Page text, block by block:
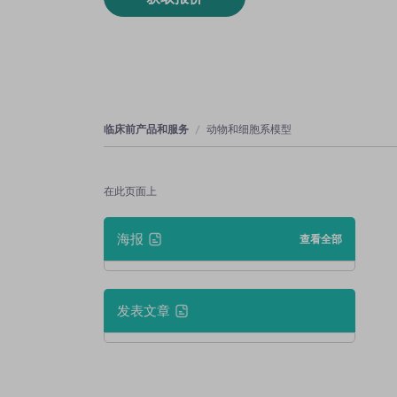
临床前产品和服务 动物和细胞系模型
在此页面上
海报 查看全部
发表文章